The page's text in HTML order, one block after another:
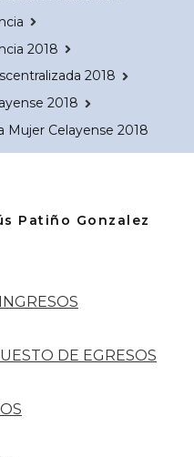
2018
2018
2018
Mujer Celayense 2018
Patiño Gonzalez
DE EGRESOS